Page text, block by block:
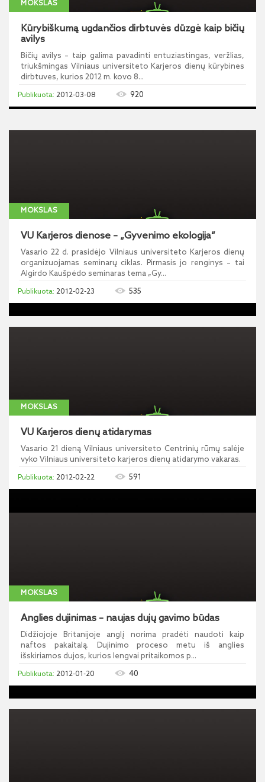
MOKSLAS
Kūrybiškumą ugdančios dirbtuvės dūzgė kaip bičių
avilys
Bičių avilys – taip galima pavadinti entuziastingas, veržlias,
triukšmingas Vilniaus universiteto Karjeros dienų kūrybines
dirbtuves, kurios 2012 m. kovo 8...
2012-03-08 920
MOKSLAS
VU Karjeros dienose – „Gyvenimo ekologija“
Vasario 22 d. prasidėjo Vilniaus universiteto Karjeros dienų
organizuojamas seminarų ciklas. Pirmasis jo renginys – tai
Algirdo Kaušpėdo seminaras tema „Gy...
2012-02-23 535
MOKSLAS
VU Karjeros dienų atidarymas
Vasario 21 dieną Vilniaus universiteto Centrinių rūmų salėje
vyko Vilniaus universiteto karjeros dienų atidarymo vakaras.
2012-02-22 591
MOKSLAS
Anglies dujinimas – naujas dujų gavimo būdas
Didžiojoje Britanijoje anglį norima pradėti naudoti kaip
naftos pakaitalą. Dujinimo proceso metu iš anglies
išskiriamos dujos, kurios lengvai pritaikomos p...
2012-01-20 40